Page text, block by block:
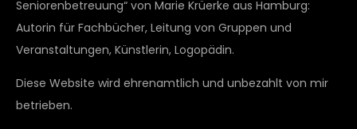
Seniorenbetreuung“ von Marie Krüerke aus Hamburg:
Autorin für Fachbücher, Leitung von Gruppen und
Veranstaltungen, Künstlerin, Logopädin.
Diese Website wird ehrenamtlich und unbezahlt von mir
betrieben.